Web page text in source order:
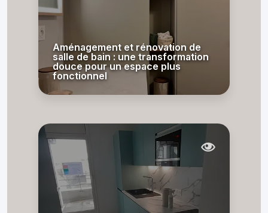
Aménagement et rénovation de
salle de bain : une transformation
douce pour un espace plus
fonctionnel